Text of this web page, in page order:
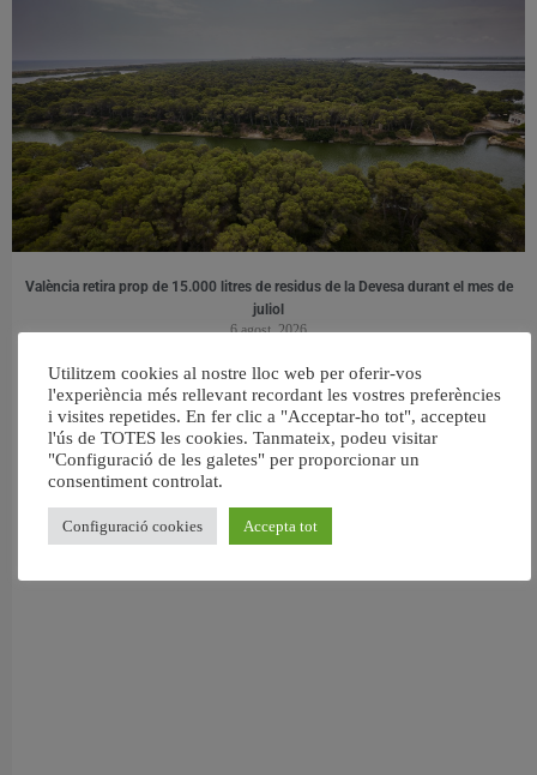
València retira prop de 15.000 litres de residus de la Devesa durant el mes de
juliol
6 agost, 2026
Utilitzem cookies al nostre lloc web per oferir-vos
l'experiència més rellevant recordant les vostres preferències
i visites repetides. En fer clic a "Acceptar-ho tot", accepteu
l'ús de TOTES les cookies. Tanmateix, podeu visitar
"Configuració de les galetes" per proporcionar un
consentiment controlat.
Configuració cookies Accepta tot